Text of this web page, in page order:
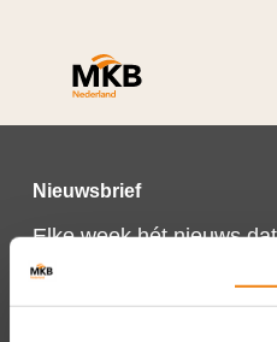
Nieuwsbrief
Elke week hét nieuws
Schrijf je nu in voor de
nieuwsbrief.